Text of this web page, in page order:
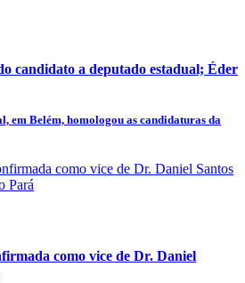
candidato a deputado estadual; Éder
em Belém, homologou as candidaturas da
como vice de Dr. Daniel